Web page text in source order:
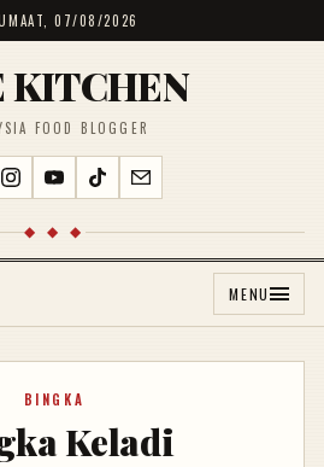
07/08/2026
KITCHEN
FOOD BLOGGER
◆ ◆ ◆
MENU
BINGKA
Keladi